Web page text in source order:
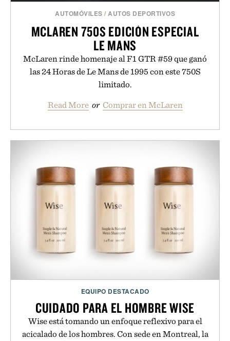
AUTOMÓVILES /AUTOS DEPORTIVOS
MCLAREN 750S EDICIÓN ESPECIAL
LE MANS
McLaren rinde homenaje al F1 GTR #59 que ganó
las 24 Horas de Le Mans de 1995 con este 750S
limitado.
Read More or Comprar en McLaren
EQUIPO DESTACADO
CUIDADO PARA EL HOMBRE WISE
Wise está tomando un enfoque reflexivo para el
acicalado de los hombres. Con sede en Montreal, la